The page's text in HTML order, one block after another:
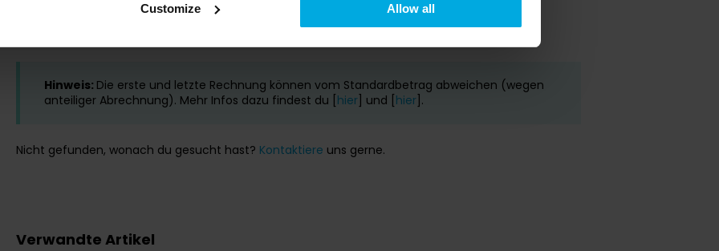
Customize Allow all
Du erhältst einen Zahlungslink per E-Mail und SMS
Hinweis: Die erste und letzte Rechnung können vom Standardbetrag abweichen (wegen
anteiliger Abrechnung). Mehr Infos dazu findest du [ hier] und [ hier].
Nicht gefunden, wonach du gesucht hast? Kontaktiere uns gerne.
Verwandte Artikel